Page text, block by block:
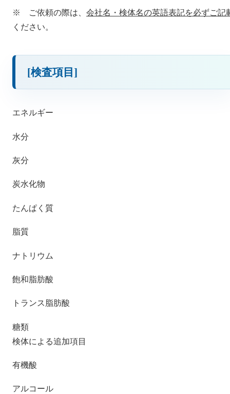
※ ご依頼の際は、 会社名・検体名の英語表記を必ずご記
ください。
[検査項目]
エネルギー
水分
灰分
炭水化物
たんぱく質
脂質
ナトリウム
飽和脂肪酸
トランス脂肪酸
糖類
検体による追加項目
有機酸
アルコール